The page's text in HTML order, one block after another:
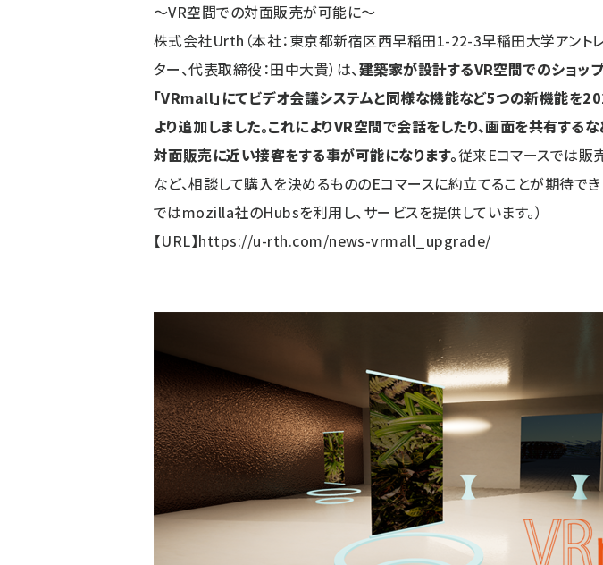
～VR空間での対面販売が可能に～
株式会社Urth（本社：東京都新宿区西早稲田1-22-3早稲田大学アント
ター、代表取締役：田中大貴）は、建築家が設計するVR空間でのショッ
「VRmall」にてビデオ会議システムと同様な機能など5つの新機能を
より追加しました。これによりVR空間で会話をしたり、画面を共有するな
対面販売に近い接客をする事が可能になります。従来Eコマースでは販
など、相談して購入を決めるもののEコマースに約立てることが期待できま
ではmozilla社のHubsを利用し、サービスを提供しています。）
【URL】https://u-rth.com/news-vrmall_upgrade/